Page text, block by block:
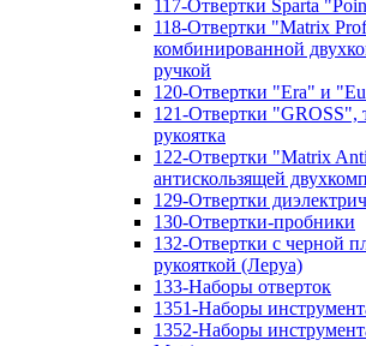
117-Отвертки Sparta
118-Отвертки "Matrix
комбинированной
ручкой
120-Отвертки "Era" и
121-Отвертки "GROSS",
рукоятка
122-Отвертки "Matrix
антискользящей
129-Отвертки
130-Отвертки-пробники
132-Отвертки с черной
рукояткой (Леруа)
133-Наборы отверток
1351-Наборы
1352-Наборы